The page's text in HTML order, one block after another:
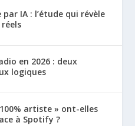
IA : l’étude qui révèle
en 2026 : deux
logiques
artiste » ont-elles
à Spotify ?